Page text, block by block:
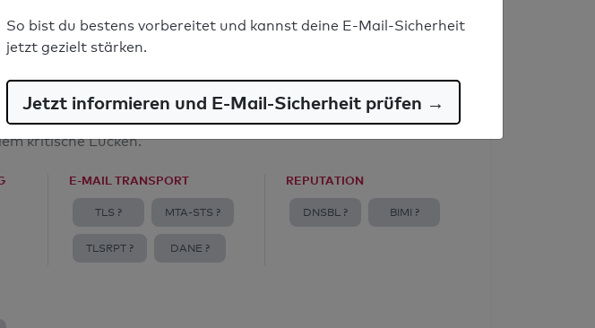
kritische Lücken.
E-MAIL TRANSPORT
TLS ? MTA-STS ?
TLSRPT ? DANE ?
REPUTATION
DNSBL ? BIMI ?
So bist du bestens vorbereitet und kannst deine E-Mail-Sicherheit
jetzt gezielt stärken.
Jetzt informieren und E-Mail-Sicherheit prüfen →